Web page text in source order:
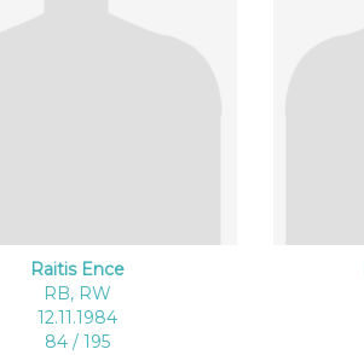
Raitis Ence
RB, RW
12.11.1984
84 / 195